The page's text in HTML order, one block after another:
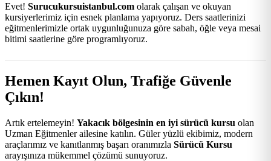
Evet! Surucukursuistanbul.com olarak çalışan ve okuyan
kursiyerlerimiz için esnek planlama yapıyoruz. Ders saatlerinizi
eğitmenlerimizle ortak uygunluğunuza göre sabah, öğle veya mesai
bitimi saatlerine göre programlıyoruz.
Hemen Kayıt Olun, Trafiğe Güvenle
Çıkın!
Artık ertelemeyin! Yakacık bölgesinin en iyi sürücü kursu olan
Uzman Eğitmenler ailesine katılın. Güler yüzlü ekibimiz, modern
araçlarımız ve kanıtlanmış başarı oranımızla Sürücü Kursu
arayışınıza mükemmel çözümü sunuyoruz.